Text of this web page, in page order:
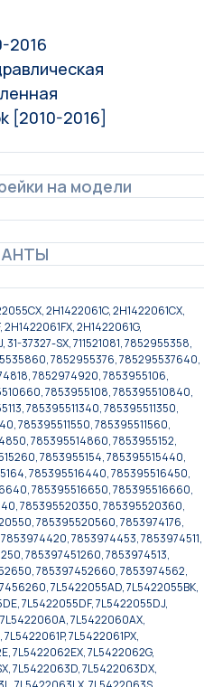
2016
[2010-2016]
на модели
2H1422061C, 2H1422061CX,
2H1422061G,
37327-SX, 711521081, 7852955358,
7852955376, 785295537640,
7852974920, 7853955106,
7853955108, 785395510840,
785395511340, 785395511350,
785395511550, 785395511560,
785395514860, 7853955152,
7853955154, 785395515440,
785395516440, 785395516450,
785395516650, 785395516660,
785395520350, 785395520360,
785395520560, 7853974176,
7853974453, 7853974511,
785397451260, 7853974513,
785397452660, 7853974562,
7L5422055AD, 7L5422055BK,
7L5422055DF, 7L5422055DJ,
7L5422060AX,
7L5422061PX,
7L5422062EX, 7L5422062G,
7L5422063D, 7L5422063DX,